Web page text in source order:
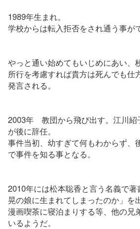
1989年生まれ。
学校からは転入拒否をされ通う事が
やっと通い始めてもいじめにあい、
所行を考慮すれば貴方は死んでも仕
発言される。
2003年 教団から飛び出す。江川紹
が後に辞任。
事件当初、幼すぎて何もわからず、
で事件を知る事となる。
2010年には松本聡香と言う名義で
晃の娘に生まれてしまったのか」を
漫画喫茶に寝泊まりする等、他の兄
いるようだ。